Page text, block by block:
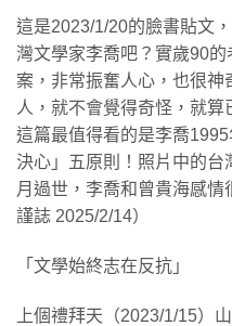
這是2023/1/20的臉書貼文
灣文學家李喬吧？實歲90
案，非常振奮人心，也很神
人，就不會覺得奇怪，就算
這篇最值得看的是李喬
決心」五原則！照片中的
月過世，李喬和曾貴海感
謹誌 2025/2/14）
「文學始終志在反抗」
上個禮拜天（2023/1/15）